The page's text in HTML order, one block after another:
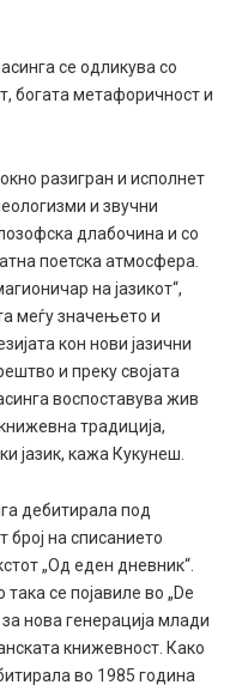
се одликува со
богата метафоричност и
разигран и исполнет
и звучни
длабочина и со
поетска атмосфера.
на јазикот“,
меѓу значењето и
кон нови јазични
и преку својата
воспоставува жив
традиција,
јазик, кажа Кукунеш.
дебитирала под
на списанието
„Од еден дневник“.
се појавиле во „De
нова генерација млади
книжевност. Како
во 1985 година